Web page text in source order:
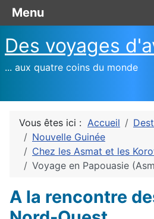
Des voyages
... aux quatre coins du monde
Vous êtes ici : Accueil
Nouvelle Guinée
Chez les Asmat et les
Voyage en Papouasie
A la rencontre
Menu